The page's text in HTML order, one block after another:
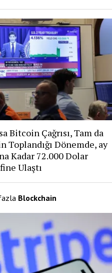
Bitcoin Çağrısı, Tam da
Toplandığı Dönemde, ay
Kadar 72.000 Dolar
Ulaştı
Blockchain